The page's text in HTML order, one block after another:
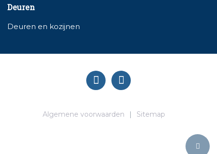
Deuren
Deuren en kozijnen
Algemene voorwaarden Sitemap